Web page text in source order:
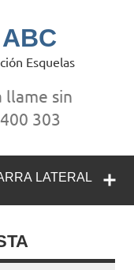
Esquelas
llame sin
303
LATERAL